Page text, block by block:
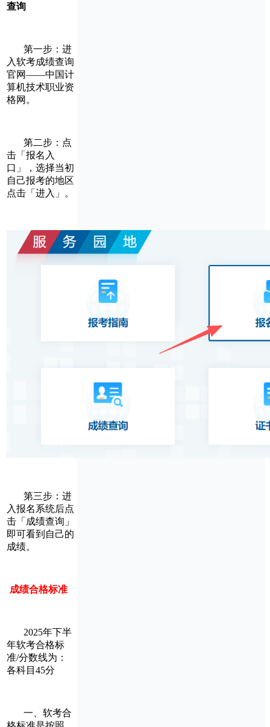
查询
第一步：进
入软考成绩查询
官网——中国计
算机技术职业资
格网。
第二步：点
击「报名入
口」，选择当初
自己报考的地区
点击「进入」。
第三步：进
入报名系统后点
击「成绩查询」
即可看到自己的
成绩。
成绩合格标准
2025年下半
年软考合格标
准/分数线为：
各科目45分
一、软考合